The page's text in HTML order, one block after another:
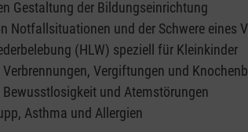
Gestaltung der Bildungseinrichtung
Notfallsituationen und der Schwere eines
(HLW) speziell für Kleinkinder
Vergiftungen und
und Atemstörungen
Asthma und Allergien